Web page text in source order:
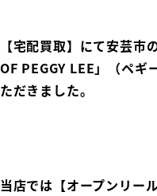
【宅配買取】にて安芸
OF PEGGY LEE」（ペ
ただきました。
当店では【オープンリー